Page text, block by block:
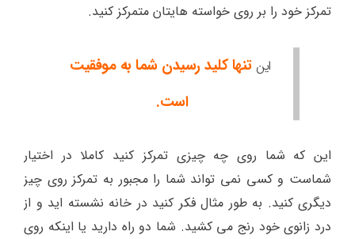
تمرکز خود را بر روی خواسته هایتان متمرکز کنید.
اینتنها کلید رسیدن شما به موفقیت
است.
این که شما روی چه چیزی تمرکز کنید کاملا در اختیار
شماست و کسی نمی تواند شما را مجبور به تمرکز روی چیز
دیگری کنید. به طور مثال فکر کنید در خانه نشسته اید و از
درد زانوی خود رنج می کشید. شما دو راه دارید یا اینکه روی